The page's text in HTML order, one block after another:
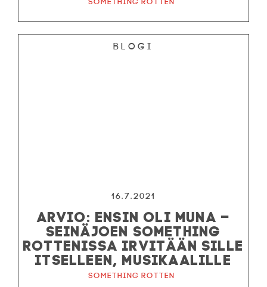
Blogi
16.7.2021
ARVIO: ENSIN OLI MUNA –
SEINÄJOEN SOMETHING
ROTTENISSA IRVITÄÄN SILLE
ITSELLEEN, MUSIKAALILLE
Something Rotten